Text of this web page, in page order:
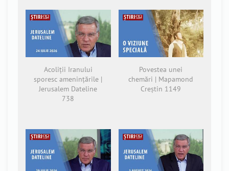
Acoliții Iranului
sporesc amenințările |
Jerusalem Dateline
738
Povestea unei
chemări | Mapamond
Creștin 1149